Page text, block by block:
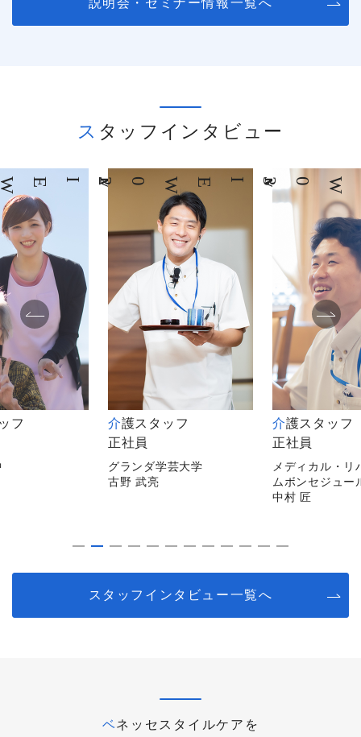
スタッフインタビュー
INTERVIEW INTERVIEW
フ
大学
03
介護スタッフ
正社員
メディカル・リハビリホー
ムボンセジュール千葉
04
介護スタッフ
非常勤
メディカルホー
逗子
平山 陽子
スタッフインタビュー一覧へ
ベネッセスタイルケアを